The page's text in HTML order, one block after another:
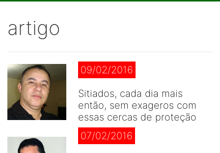
artigo
09/02/2016
Sitiados, cada dia mais
então, sem exageros com
essas cercas de proteção
07/02/2016